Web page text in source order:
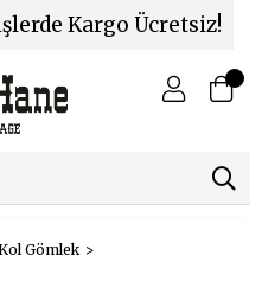
Kargo Ücretsiz!
Gömlek